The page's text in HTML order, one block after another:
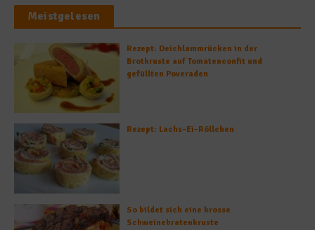
Meistgelesen
Rezept: Deichlammrücken in der
Brotkruste auf Tomatenconfit und
gefüllten Poveraden
Rezept: Lachs-Ei-Röllchen
So bildet sich eine krosse
Schweinebratenkruste